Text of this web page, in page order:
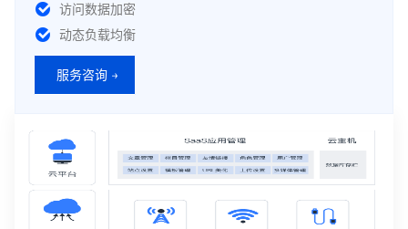
访问数据加密
动态负载均衡
服务咨询 →